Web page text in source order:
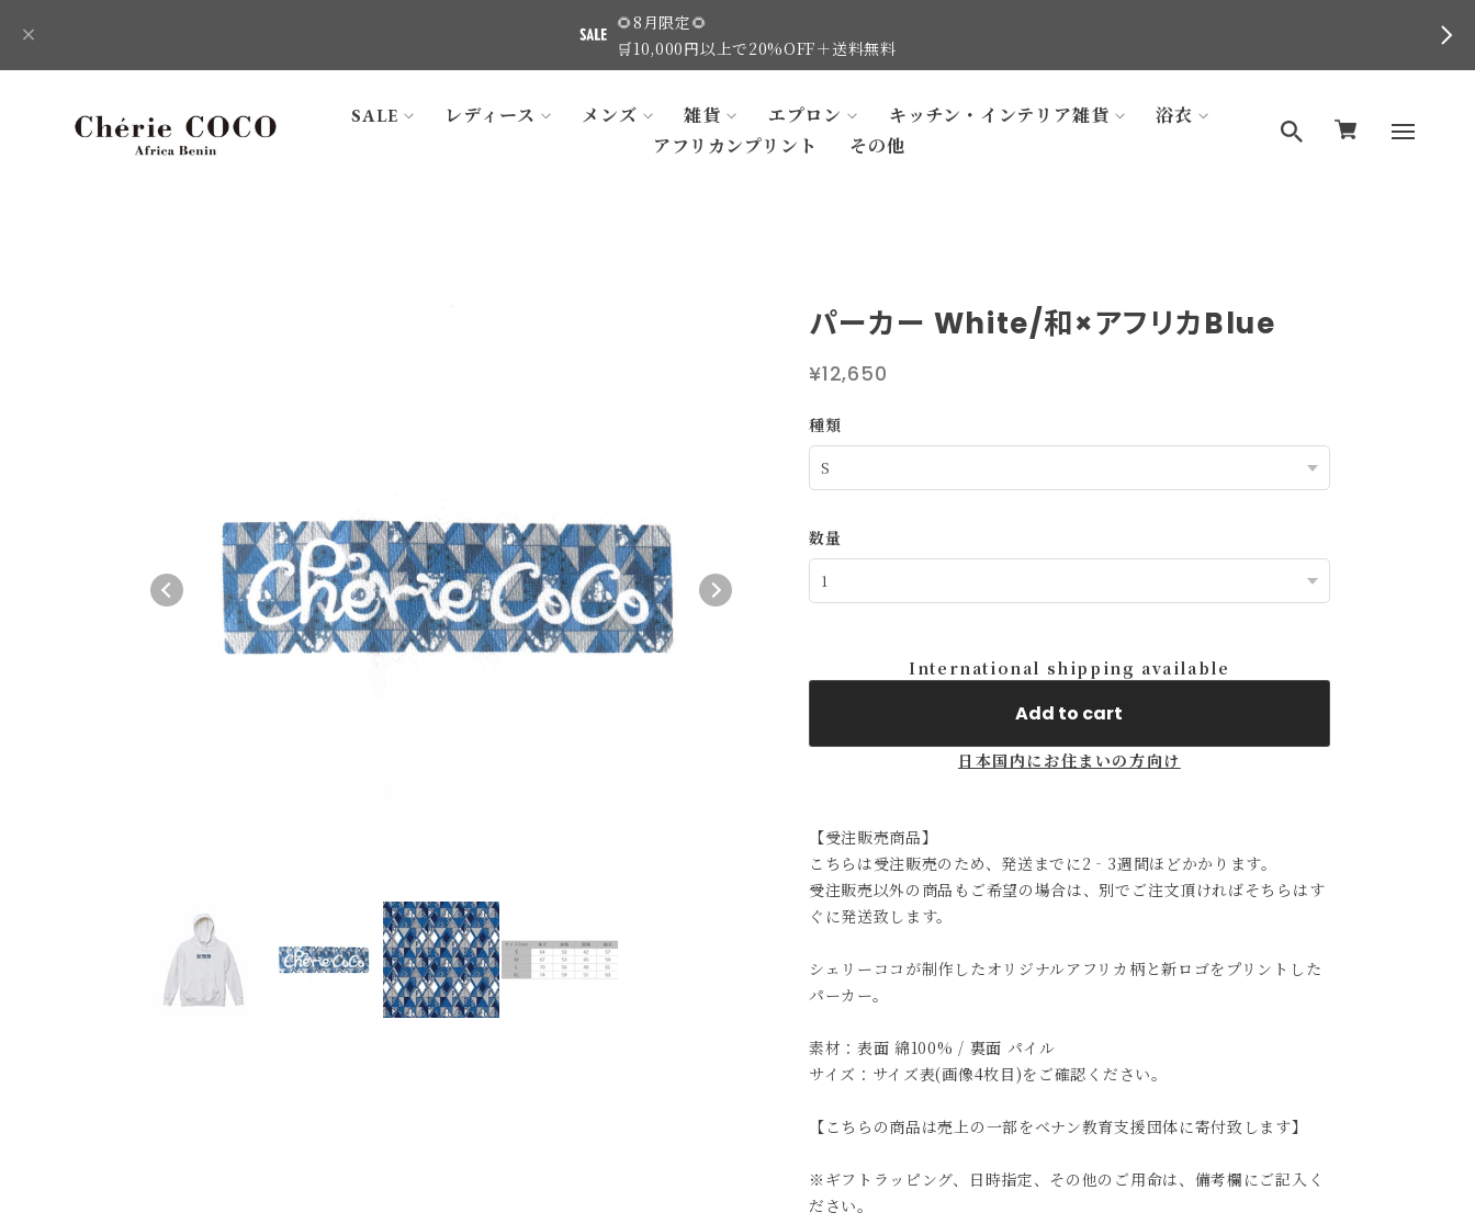
🌻8月限定🌻
🛒10,000円以上で20%OFF＋送料無料
SALE レディース メンズ 雑貨 エプロン キッチン・インテリア雑貨
浴衣
アフリカンプリント
その他
パーカー White/和×アフリカBlue
¥12,650
種類
数量
International shipping available
Add to cart
日本国内にお住まいの方向け
【受注販売商品】
こちらは受注販売のため、発送までに2‐3週間ほどかかります。
受注販売以外の商品もご希望の場合は、別でご注文頂ければそちらはす
ぐに発送致します。
シェリーココが制作したオリジナルアフリカ柄と新ロゴをプリントした
パーカー。
素材：表面 綿100% / 裏面 パイル
サイズ：サイズ表(画像4枚目)をご確認ください。
【こちらの商品は売上の一部をベナン教育支援団体に寄付致します】
※ギフトラッピング、日時指定、その他のご用命は、備考欄にご記入く
ださい。